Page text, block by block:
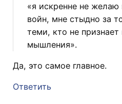
«я искренне не
войн, мне стыдно за
теми, кто не
мышления».
Да, это самое главное.
Ответить